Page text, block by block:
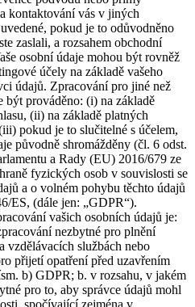
kontaktování vás v jiných
pokud je to odůvodněno
zaslali, a rozsahem obchodní
osobní údaje mohou být rovněž
účely na základě vašeho
údajů. Zpracování pro jiné než
být prováděno: (i) na základě
(ii) na základě platných
pokud je to slučitelné s účelem,
původně shromážděny (čl. 6 odst.
a Rady (EU) 2016/679 ze
fyzických osob v souvislosti se
a o volném pohybu těchto údajů
ES, (dále jen: „GDPR“).
vašich osobních údajů je:
nezbytné pro plnění
vzdělávacích službách nebo
přijetí opatření před uzavřením
b) GDPR; b. v rozsahu, v jakém
pro to, aby správce údajů mohl
spočívající zejména v